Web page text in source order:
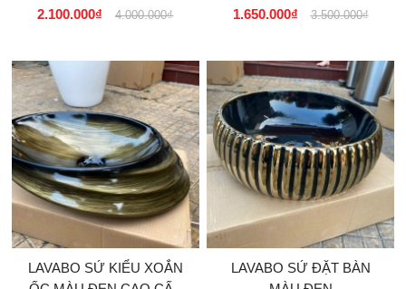
2.100.000₫
4.000.000₫
1.650.000₫
3.500.000₫
LAVABO SỨ KIỂU XOẮN
LAVABO SỨ ĐẶT BÀN